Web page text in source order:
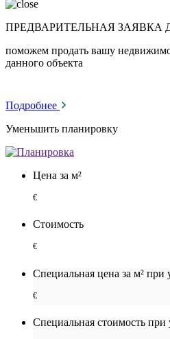
ПРЕДВАРИТЕЛЬНАЯ ЗАЯВКА
поможем продать вашу
данного объекта
Подробнее
Уменьшить планировку
Цена за м²
€
Стоимость
€
Специальная цена за м²
€
Специальная cтоимость